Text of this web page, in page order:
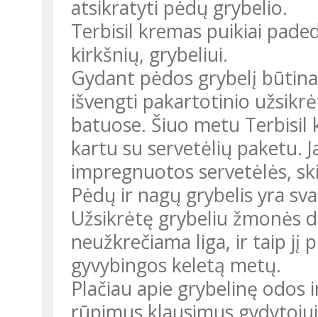
atsikratyti pėdų grybelio.
Terbisil kremas puikiai
kirkšnių, grybeliui.
Gydant pėdos grybelį
išvengti pakartotinio
batuose. Šiuo metu Terbisil
kartu su servetėlių paketu.
impregnuotos servetėlės,
Pėdų ir nagų grybelis yra
Užsikrėtę grybeliu žmonės
neužkrečiama liga, ir taip jį
gyvybingos keletą metų.
Plačiau apie grybelinę
rūpimus klausimus